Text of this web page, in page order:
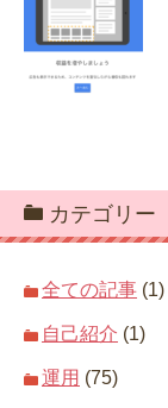
カテゴリー
全ての記事 (1)
自己紹介 (1)
運用 (75)